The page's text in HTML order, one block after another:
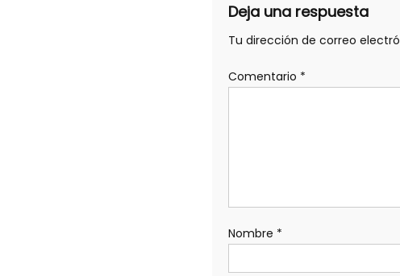
Deja una respuesta
Tu dirección de correo
Comentario *
Nombre *